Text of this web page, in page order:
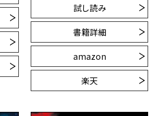
試し読み
書籍詳細
amazon
楽天